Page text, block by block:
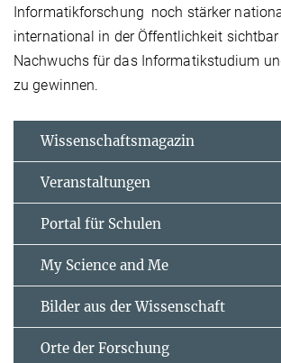
Informatikforschung noch stärker
international in der Öffentlichkeit
Nachwuchs für das Informatikstudium
zu gewinnen.
Wissenschaftsmagazin
Veranstaltungen
Portal für Schulen
My Science and Me
Bilder aus der Wissenschaft
Orte der Forschung